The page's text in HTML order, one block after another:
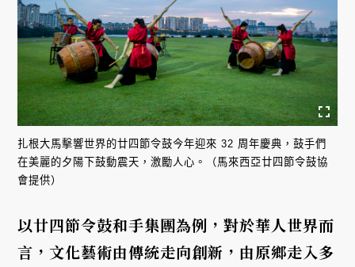
扎根大馬擊響世界的廿四節令鼓今年迎來 32 周年慶典，鼓手們
在美麗的夕陽下鼓動震天，激勵人心。（馬來西亞廿四節令鼓協
會提供）
以廿四節令鼓和手集團為例，對於華人世界而
言，文化藝術由傳統走向創新，由原鄉走入多